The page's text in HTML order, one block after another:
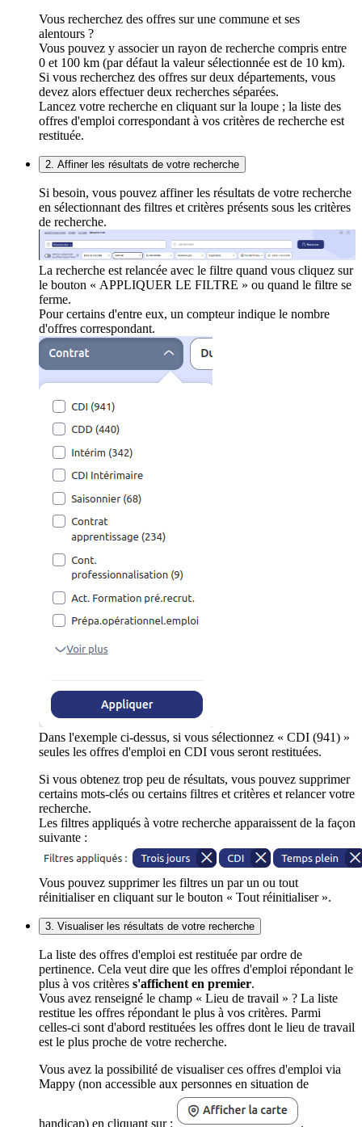
Vous recherchez des offres sur une commune et ses
alentours ?
Vous pouvez y associer un rayon de recherche compris entre
0 et 100 km (par défaut la valeur sélectionnée est de 10 km).
Si vous recherchez des offres sur deux départements, vous
devez alors effectuer deux recherches séparées.
Lancez votre recherche en cliquant sur la loupe ; la liste des
offres d'emploi correspondant à vos critères de recherche est
restituée.
2. Affiner les résultats de votre recherche
Si besoin, vous pouvez affiner les résultats de votre recherche
en sélectionnant des filtres et critères présents sous les critères
de recherche.
La recherche est relancée avec le filtre quand vous cliquez sur
le bouton « APPLIQUER LE FILTRE » ou quand le filtre se
ferme.
Pour certains d'entre eux, un compteur indique le nombre
d'offres correspondant.
Dans l'exemple ci-dessus, si vous sélectionnez « CDI (941) »
seules les offres d'emploi en CDI vous seront restituées.
Si vous obtenez trop peu de résultats, vous pouvez supprimer
certains mots-clés ou certains filtres et critères et relancer votre
recherche.
Les filtres appliqués à votre recherche apparaissent de la façon
suivante :
Vous pouvez supprimer les filtres un par un ou tout
réinitialiser en cliquant sur le bouton « Tout réinitialiser ».
3. Visualiser les résultats de votre recherche
La liste des offres d'emploi est restituée par ordre de
pertinence. Cela veut dire que les offres d'emploi répondant le
plus à vos critères s'affichent en premier.
Vous avez renseigné le champ « Lieu de travail » ? La liste
restitue les offres répondant le plus à vos critères. Parmi
celles-ci sont d'abord restituées les offres dont le lieu de travail
est le plus proche de votre recherche.
Vous avez la possibilité de visualiser ces offres d'emploi via
Mappy (non accessible aux personnes en situation de
handicap) en cliquant sur : .